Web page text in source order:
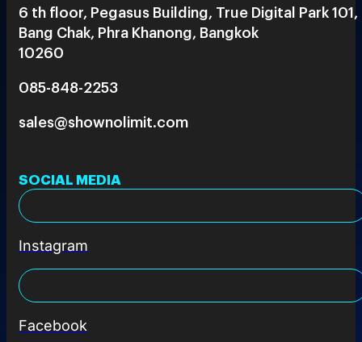
6 th floor, Pegasus Building, True Digital Park 101,
Bang Chak, Phra Khanong, Bangkok
10260
085-848-2253
sales@shownolimit.com
SOCIAL MEDIA
Instagram
Facebook